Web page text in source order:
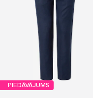
PIEDĀVĀJUMS